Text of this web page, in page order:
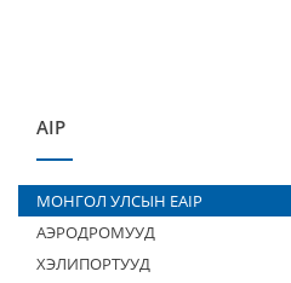
AIP
МОНГОЛ УЛСЫН EAIP
АЭРОДРОМУУД
ХЭЛИПОРТУУД